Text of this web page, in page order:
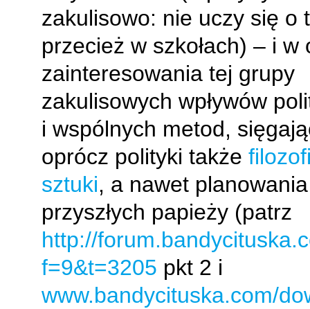
zakulisowo: nie uczy się o
przecież w szkołach) – i w
zainteresowania tej grupy
zakulisowych wpływów
i wspólnych metod,
oprócz polityki także
sztuki, a nawet
przyszłych papieży (patrz
http://
f=9&t=3205 pkt 2 i
www.bandycituska.com/